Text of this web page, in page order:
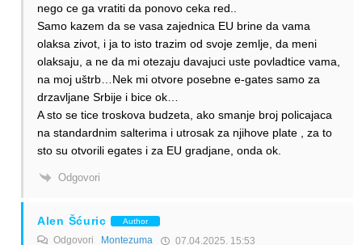
nego ce ga vratiti da ponovo ceka red..
Samo kazem da se vasa zajednica EU brine da vama
olaksa zivot, i ja to isto trazim od svoje zemlje, da meni
olaksaju, a ne da mi otezaju davajuci uste povladtice vama,
na moj uštrb…Nek mi otvore posebne e-gates samo za
drzavljane Srbije i bice ok…
A sto se tice troskova budzeta, ako smanje broj policajaca
na standardnim salterima i utrosak za njihove plate , za to
sto su otvorili egates i za EU gradjane, onda ok.
Odgovori
Alen Šćuric Author
Odgovori Montezuma 07.04.2025. 15:53